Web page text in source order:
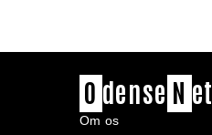
O dense N et
Om os